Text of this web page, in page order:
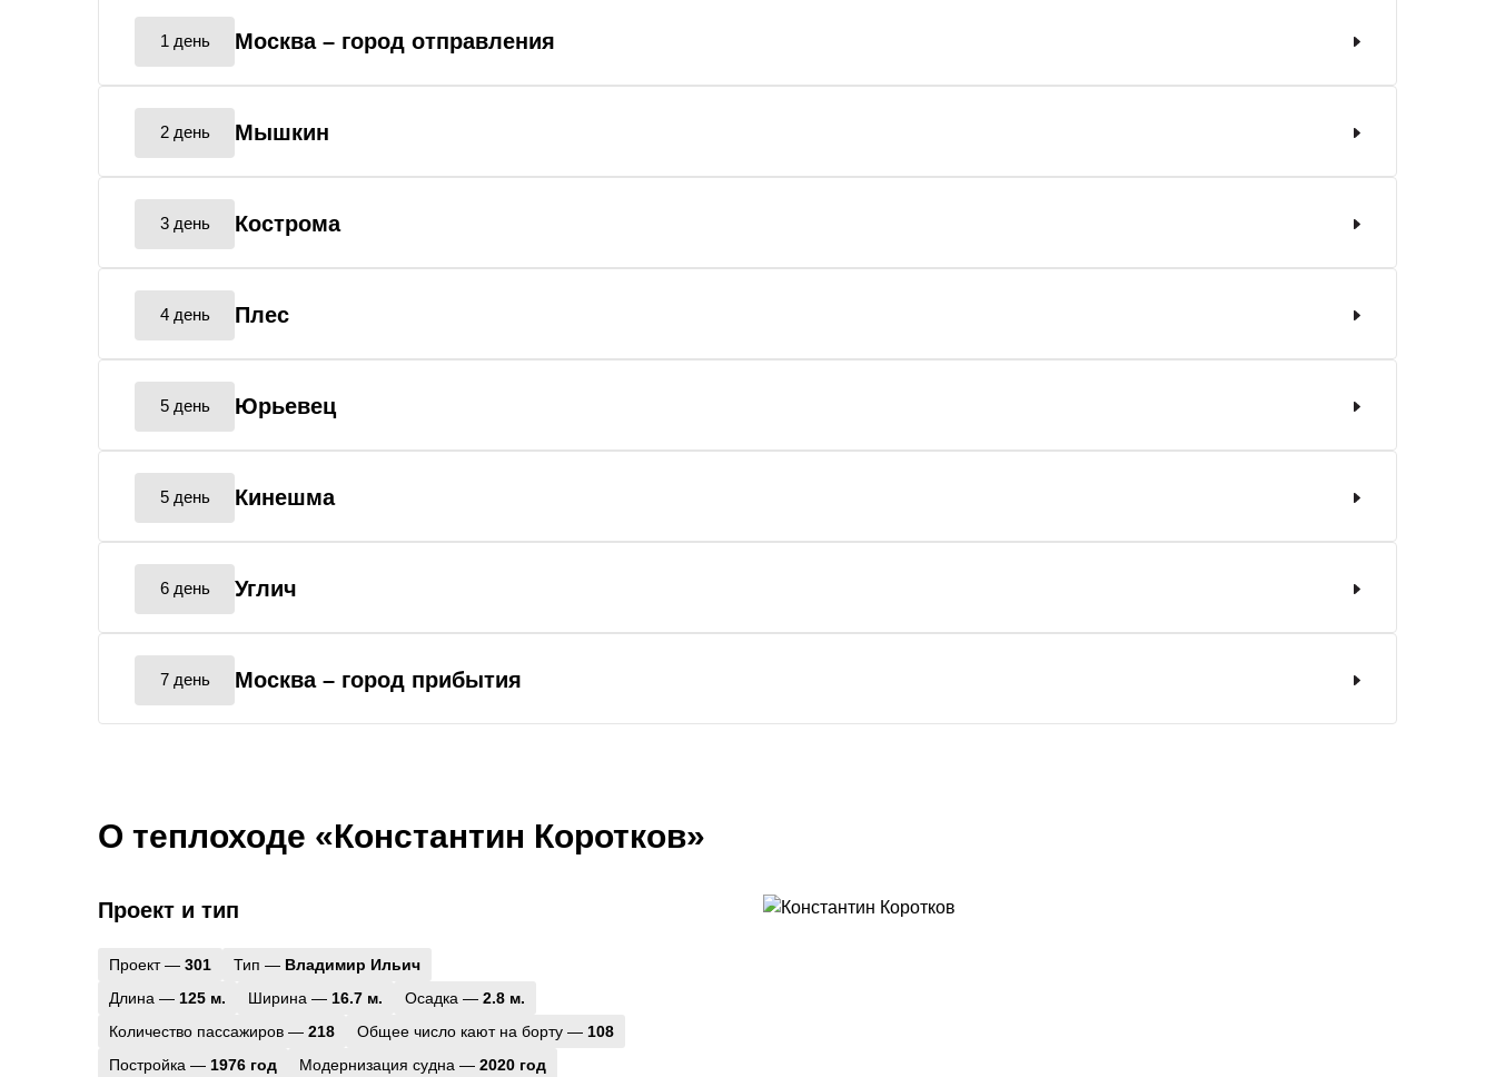
1 день Москва – город отправления
2 день Мышкин
3 день Кострома
4 день Плес
5 день Юрьевец
5 день Кинешма
6 день Углич
7 день Москва – город прибытия
О теплоходе «Константин Коротков»
Проект и тип
Проект — 301 Тип — Владимир Ильич
Длина — 125 м. Ширина — 16.7 м. Осадка — 2.8 м.
Количество пассажиров — 218 Общее число кают на борту — 108
Постройка — 1976 год Модернизация судна — 2020 год